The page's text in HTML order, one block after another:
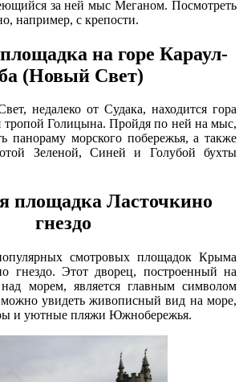
за ней мыс Меганом. Посмотреть
например, с крепости.
на горе Караул-
(Новый Свет)
недалеко от Судака, находится гора
тропой Голицына. Пройдя по ней на мыс,
панораму морского побережья, а также
Зеленой, Синей и Голубой бухты
площадка Ласточкино
гнездо
смотровых площадок Крыма
гнездо. Этот дворец, построенный на
морем, является главным символом
можно увидеть живописный вид на море,
и уютные пляжи Южнобережья.